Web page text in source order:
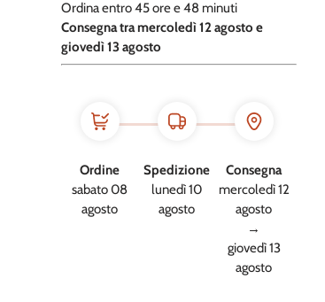
Ordina entro45 ore e48 minuti
​Consegna tra mercoledì 12 agosto e
giovedì 13 agosto
Ordine
sabato 08
agosto
Spedizione
lunedì 10
agosto
Consegna
mercoledì 12
agosto
→
giovedì 13
agosto